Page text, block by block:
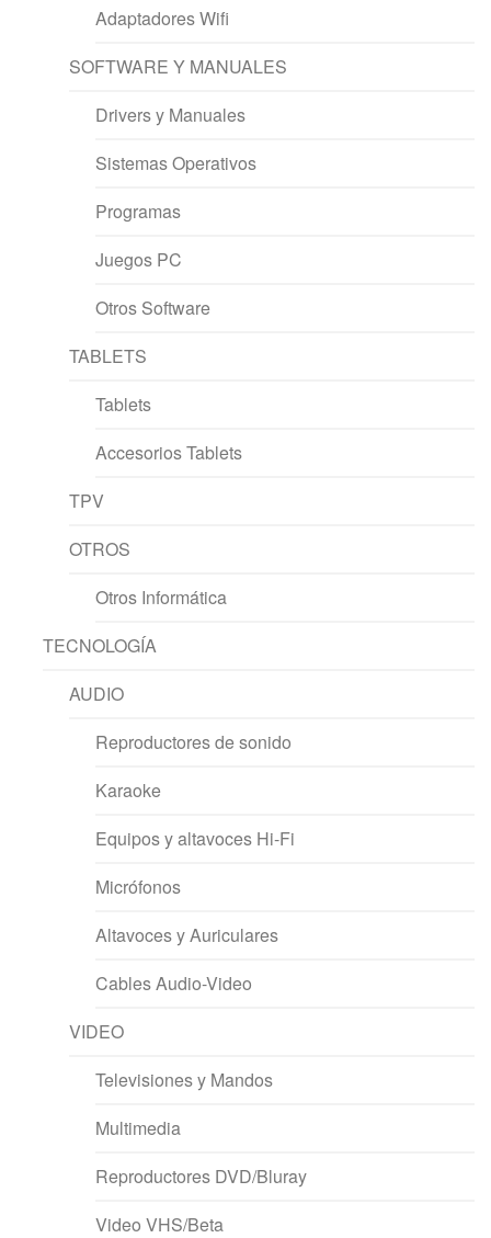
Adaptadores Wifi
SOFTWARE Y MANUALES
Drivers y Manuales
Sistemas Operativos
Programas
Juegos PC
Otros Software
TABLETS
Tablets
Accesorios Tablets
TPV
OTROS
Otros Informática
TECNOLOGÍA
AUDIO
Reproductores de sonido
Karaoke
Equipos y altavoces Hi-Fi
Micrófonos
Altavoces y Auriculares
Cables Audio-Video
VIDEO
Televisiones y Mandos
Multimedia
Reproductores DVD/Bluray
Video VHS/Beta